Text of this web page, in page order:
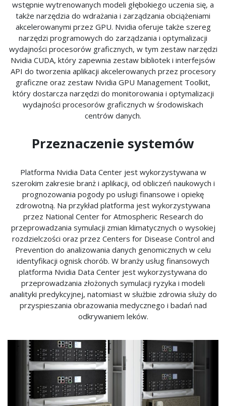
wstępnie wytrenowanych modeli głębokiego uczenia się, a
także narzędzia do wdrażania i zarządzania obciążeniami
akcelerowanymi przez GPU. Nvidia oferuje także szereg
narzędzi programowych do zarządzania i optymalizacji
wydajności procesorów graficznych, w tym zestaw narzędzi
Nvidia CUDA, który zapewnia zestaw bibliotek i interfejsów
API do tworzenia aplikacji akcelerowanych przez procesory
graficzne oraz zestaw Nvidia GPU Management Toolkit,
który dostarcza narzędzi do monitorowania i optymalizacji
wydajności procesorów graficznych w środowiskach
centrów danych.
Przeznaczenie systemów
Platforma Nvidia Data Center jest wykorzystywana w
szerokim zakresie branż i aplikacji, od obliczeń naukowych i
prognozowania pogody po usługi finansowe i opiekę
zdrowotną. Na przykład platforma jest wykorzystywana
przez National Center for Atmospheric Research do
przeprowadzania symulacji zmian klimatycznych o wysokiej
rozdzielczości oraz przez Centers for Disease Control and
Prevention do analizowania danych genomicznych w celu
identyfikacji ognisk chorób. W branży usług finansowych
platforma Nvidia Data Center jest wykorzystywana do
przeprowadzania złożonych symulacji ryzyka i modeli
analityki predykcyjnej, natomiast w służbie zdrowia służy do
przyspieszania obrazowania medycznego i badań nad
odkrywaniem leków.